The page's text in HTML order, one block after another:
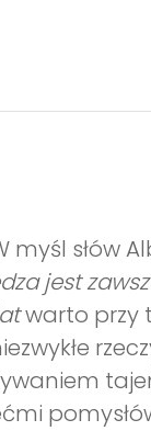
myśl słów
jest
warto przy